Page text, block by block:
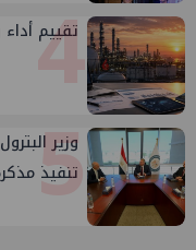
4
تقييم أداء
5
وزير
تنفيذ